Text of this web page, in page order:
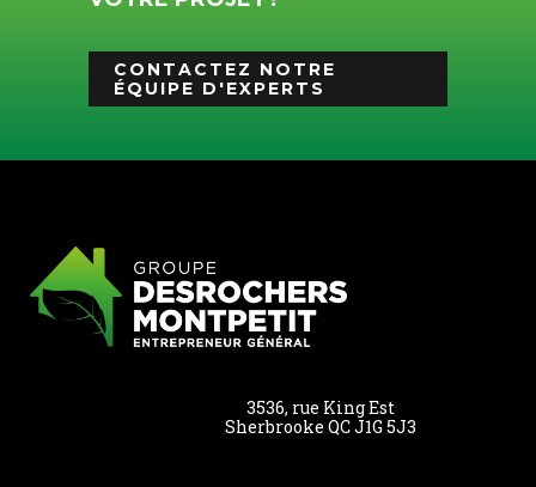
CONTACTEZ NOTRE
ÉQUIPE D'EXPERTS
3536, rue King Est
Sherbrooke QC J1G 5J3